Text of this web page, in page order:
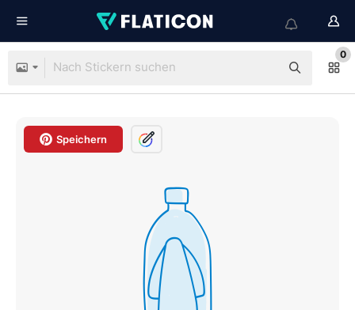
0
Speichern